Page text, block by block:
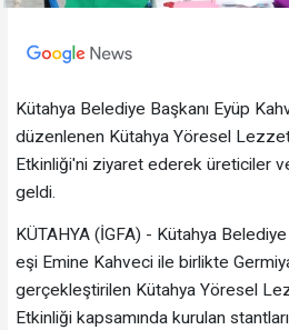
Kütahya Belediye Başkanı Eyüp
düzenlenen Kütahya Yöresel
Etkinliği'ni ziyaret ederek üreticiler
geldi.
KÜTAHYA (İGFA) - Kütahya
eşi Emine Kahveci ile birlikte
gerçekleştirilen Kütahya Yöresel
Etkinliği kapsamında kurulan